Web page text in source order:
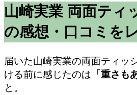
山崎実業 両面ティ
の感想・口コミを
届いた山崎実業の両面ティッ
ける前に感じたのは 「重さも
と。